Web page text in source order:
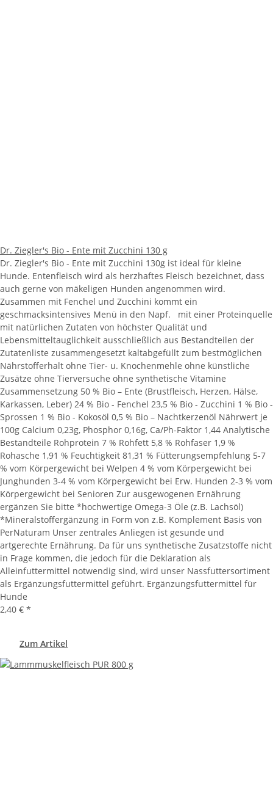
Dr. Ziegler's Bio - Ente mit Zucchini 130 g
Dr. Ziegler's Bio - Ente mit Zucchini 130g ist ideal für kleine
Hunde. Entenfleisch wird als herzhaftes Fleisch bezeichnet, dass
auch gerne von mäkeligen Hunden angenommen wird.
Zusammen mit Fenchel und Zucchini kommt ein
geschmacksintensives Menü in den Napf. mit einer Proteinquelle
mit natürlichen Zutaten von höchster Qualität und
Lebensmitteltauglichkeit ausschließlich aus Bestandteilen der
Zutatenliste zusammengesetzt kaltabgefüllt zum bestmöglichen
Nährstofferhalt ohne Tier- u. Knochenmehle ohne künstliche
Zusätze ohne Tierversuche ohne synthetische Vitamine
Zusammensetzung 50 % Bio – Ente (Brustfleisch, Herzen, Hälse,
Karkassen, Leber) 24 % Bio - Fenchel 23,5 % Bio - Zucchini 1 % Bio -
Sprossen 1 % Bio - Kokosöl 0,5 % Bio – Nachtkerzenöl Nährwert je
100g Calcium 0,23g, Phosphor 0,16g, Ca/Ph-Faktor 1,44 Analytische
Bestandteile Rohprotein 7 % Rohfett 5,8 % Rohfaser 1,9 %
Rohasche 1,91 % Feuchtigkeit 81,31 % Fütterungsempfehlung 5-7
% vom Körpergewicht bei Welpen 4 % vom Körpergewicht bei
Junghunden 3-4 % vom Körpergewicht bei Erw. Hunden 2-3 % vom
Körpergewicht bei Senioren Zur ausgewogenen Ernährung
ergänzen Sie bitte *hochwertige Omega-3 Öle (z.B. Lachsöl)
*Mineralstoffergänzung in Form von z.B. Komplement Basis von
PerNaturam Unser zentrales Anliegen ist gesunde und
artgerechte Ernährung. Da für uns synthetische Zusatzstoffe nicht
in Frage kommen, die jedoch für die Deklaration als
Alleinfuttermittel notwendig sind, wird unser Nassfuttersortiment
als Ergänzungsfuttermittel geführt. Ergänzungsfuttermittel für
Hunde
2,40 € *
Zum Artikel